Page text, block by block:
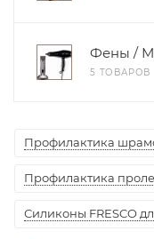
Фены /
5 ТОВАРОВ
Профилактика
Профилактика
Силиконы FRESCO